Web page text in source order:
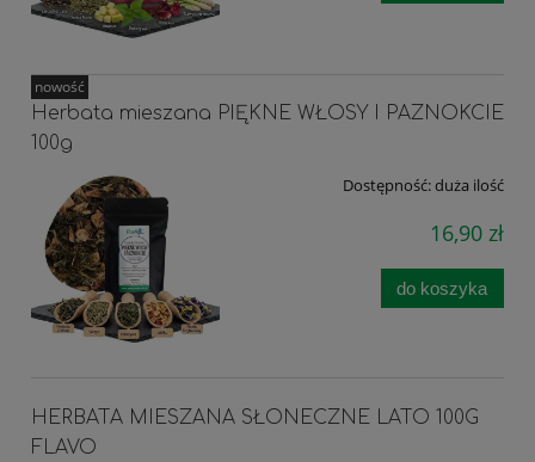
Herbata mieszana PIĘKNE WŁOSY I PAZNOKCIE
100g
Dostępność:duża ilość
16,90 zł
do koszyka
nowość
HERBATA MIESZANA SŁONECZNE LATO 100G
FLAVO